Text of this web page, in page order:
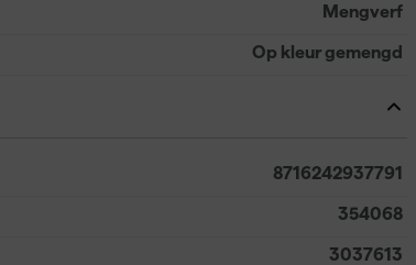
Mengverf
Op kleur gemengd
8716242937791
354068
3037613